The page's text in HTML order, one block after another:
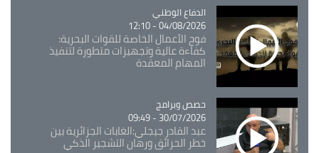
Catégorie
الدفاع الوطني
04/08/2026 - 12:10
فوج الأعمال الخاصة للقوات البحرية:
كفاءة عالية وتجهيزات متطورة لتنفيذ
المهام المعقدة
Catégorie
حصص وبرامج
30/07/2026 - 09:49
عبد القادر جيجلي:الغابات الجزائرية بين
خطر الحرائق ورهان التشجير الذكي